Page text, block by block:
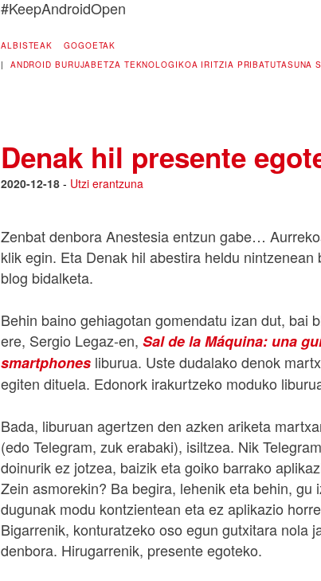
#KeepAndroidOpen
ALBISTEAK
GOGOETAK
| ANDROID BURUJABETZA TEKNOLOGIKOA IRITZIA PRIBATUTASUNA
Denak hil presente
2020-12-18 - Utzi erantzuna
Zenbat denbora Anestesia entzun gabe…
klik egin. Eta Denak hil abestira heldu
blog bidalketa.
Behin baino gehiagotan gomendatu izan dut, bai
ere, Sergio Legaz-en, Sal de la Máquina: una
smartphones liburua. Uste dudalako denok
egiten dituela. Edonork irakurtzeko moduko
Bada, liburuan agertzen den azken ariketa
(edo Telegram, zuk erabaki), isiltzea. Nik
doinurik ez jotzea, baizik eta goiko barrako
Zein asmorekin? Ba begira, lehenik eta behin, gu
dugunak modu kontzientean eta ez aplikazio
Bigarrenik, konturatzeko oso egun gutxitara nola
denbora. Hirugarrenik, presente egoteko.